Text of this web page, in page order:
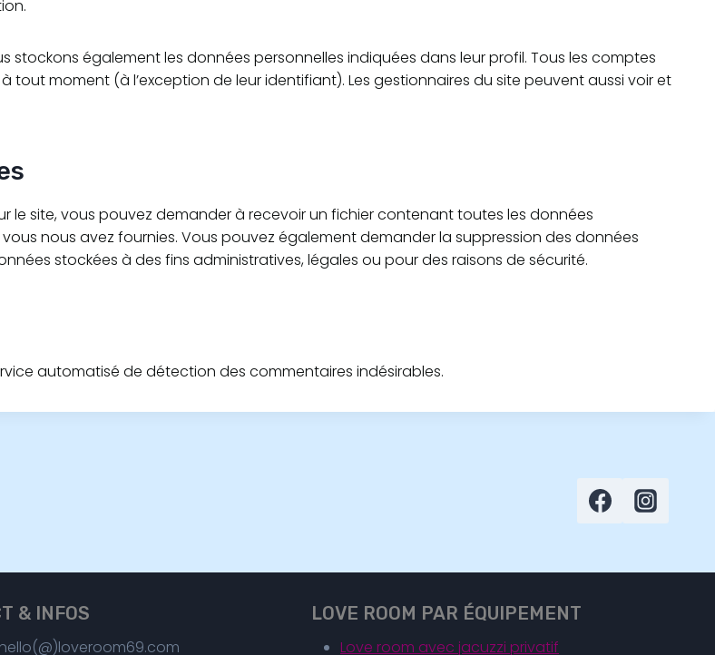
stockons également les données personnelles indiquées dans leur profil. Tous les comptes
moment (à l’exception de leur identifiant). Les gestionnaires du site peuvent aussi voir et
le site, vous pouvez demander à recevoir un fichier contenant toutes les données
nous avez fournies. Vous pouvez également demander la suppression des données
stockées à des fins administratives, légales ou pour des raisons de sécurité.
automatisé de détection des commentaires indésirables.
& INFOS LOVE ROOM PAR ÉQUIPEMENT
Love room avec jacuzzi privatif